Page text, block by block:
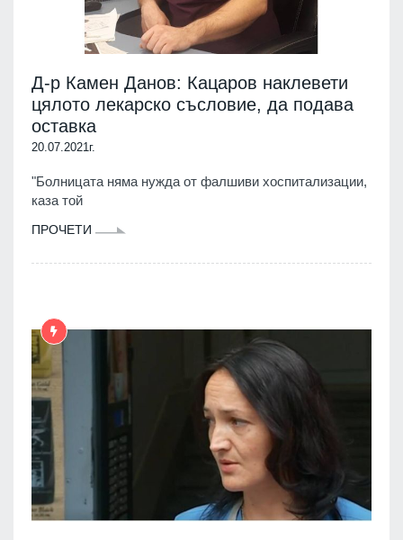
Д-р Камен Данов: Кацаров наклевети
цялото лекарско съсловие, да подава
оставка
20.07.2021г.
"Болницата няма нужда от фалшиви хоспитализации,
каза той
ПРОЧЕТИ